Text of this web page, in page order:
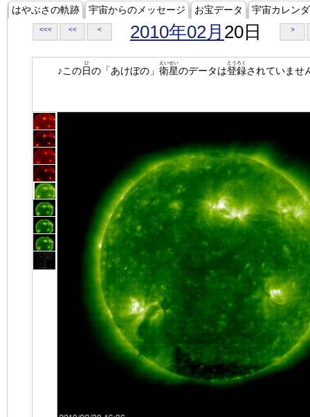
はやぶさの軌跡 宇宙からのメッセージ お宝データ 宇宙カレン
<<< << < 2010年02月 20日 >
♪この日
ひ
の「あけぼの」 衛星
えいせい
のデータは登録
とうろく
されていませ